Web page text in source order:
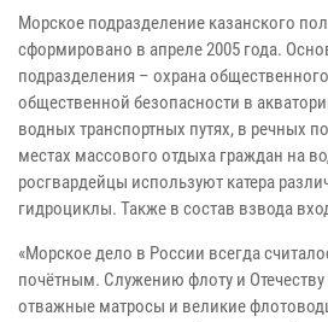
Морское подразделение казанского
сформировано в апреле 2005 года.
подразделения – охрана
общественной безопасности в
водных транспортных путях, в речных
местах массового отдыха граждан на
росгвардейцы используют катера
гидроциклы. Также в состав взвода
«Морское дело в России всегда
почётным. Служению флоту и
отважные матросы и великие